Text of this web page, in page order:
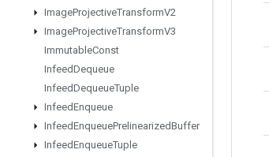
ImageProjectiveTransformV2
ImageProjectiveTransformV3
ImmutableConst
InfeedDequeue
InfeedDequeueTuple
InfeedEnqueue
InfeedEnqueuePrelinearizedBuffer
InfeedEnqueueTuple